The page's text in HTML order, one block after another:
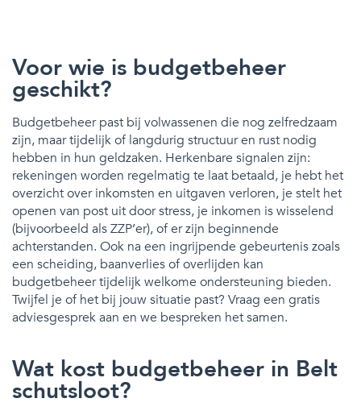
Voor wie is budgetbeheer
geschikt?
Budgetbeheer past bij volwassenen die nog zelfredzaam
zijn, maar tijdelijk of langdurig structuur en rust nodig
hebben in hun geldzaken. Herkenbare signalen zijn:
rekeningen worden regelmatig te laat betaald, je hebt het
overzicht over inkomsten en uitgaven verloren, je stelt het
openen van post uit door stress, je inkomen is wisselend
(bijvoorbeeld als ZZP’er), of er zijn beginnende
achterstanden. Ook na een ingrijpende gebeurtenis zoals
een scheiding, baanverlies of overlijden kan
budgetbeheer tijdelijk welkome ondersteuning bieden.
Twijfel je of het bij jouw situatie past? Vraag een gratis
adviesgesprek aan en we bespreken het samen.
Wat kost budgetbeheer in Belt
schutsloot?